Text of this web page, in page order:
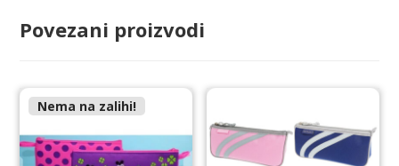
Povezani proizvodi
Nema na zalihi!